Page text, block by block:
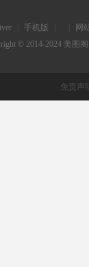
手机版 网
© 2014-2024 美图阁
免责声